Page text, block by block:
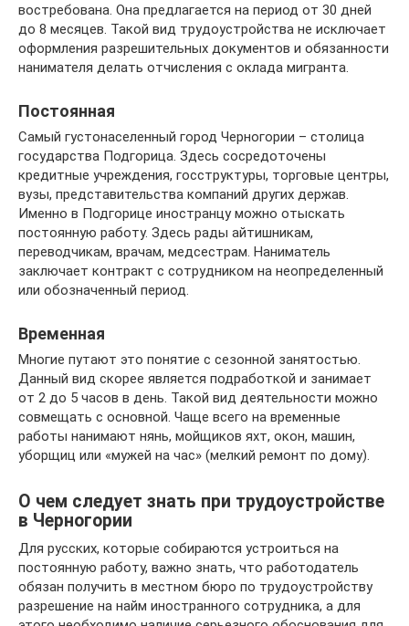
востребована. Она предлагается на период от 30 дней
до 8 месяцев. Такой вид трудоустройства не исключает
оформления разрешительных документов и обязанности
нанимателя делать отчисления с оклада мигранта.
Постоянная
Самый густонаселенный город Черногории – столица
государства Подгорица. Здесь сосредоточены
кредитные учреждения, госструктуры, торговые центры,
вузы, представительства компаний других держав.
Именно в Подгорице иностранцу можно отыскать
постоянную работу. Здесь рады айтишникам,
переводчикам, врачам, медсестрам. Наниматель
заключает контракт с сотрудником на неопределенный
или обозначенный период.
Временная
Многие путают это понятие с сезонной занятостью.
Данный вид скорее является подработкой и занимает
от 2 до 5 часов в день. Такой вид деятельности можно
совмещать с основной. Чаще всего на временные
работы нанимают нянь, мойщиков яхт, окон, машин,
уборщиц или «мужей на час» (мелкий ремонт по дому).
О чем следует знать при трудоустройстве
в Черногории
Для русских, которые собираются устроиться на
постоянную работу, важно знать, что работодатель
обязан получить в местном бюро по трудоустройству
разрешение на найм иностранного сотрудника, а для